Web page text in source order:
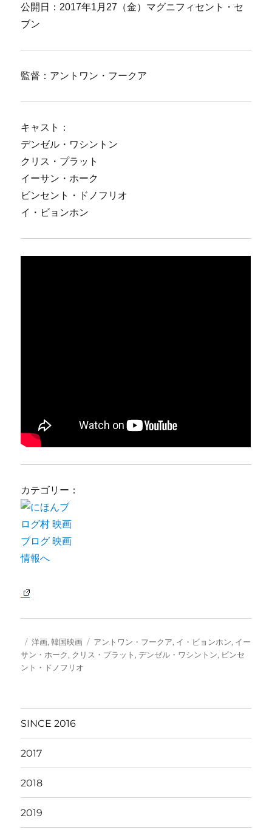
公開日：2017年1月27（金）マグニフィセント・セ
ブン
監督：アントワン・フークア
キャスト：
デンゼル・ワシントン
クリス・プラット
イーサン・ホーク
ビンセント・ドノフリオ
イ・ビョンホン
カテゴリー：
投
稿
日:
カ
テ
ゴ
洋画,韓国映画
タ
グ
アントワン・フークア, イ・ビョンホン, イー
サン・ホーク, クリス・プラット,デンゼル・ワシントン, ビンセ
ント・ドノフリオ
SINCE 2016
2017
2018
2019